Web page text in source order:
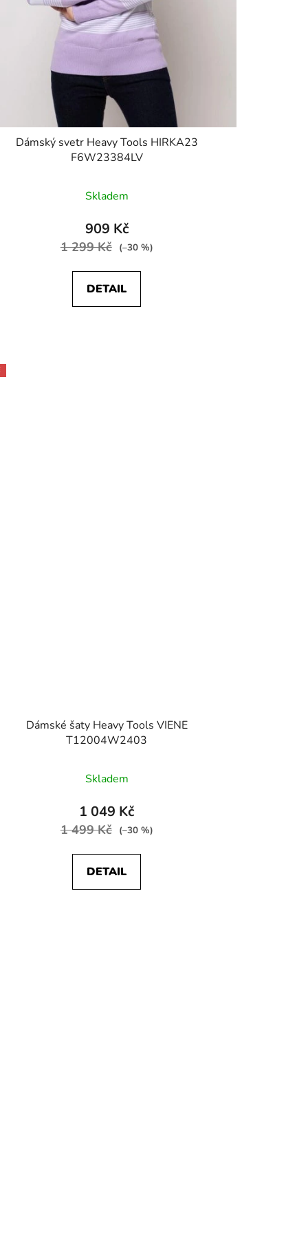
Dámský svetr Heavy Tools HIRKA23
F6W23384LV
Skladem
909 Kč
1 299 Kč (–30 %)
DETAIL
Dámské šaty Heavy Tools VIENE
T12004W2403
Skladem
1 049 Kč
1 499 Kč (–30 %)
DETAIL